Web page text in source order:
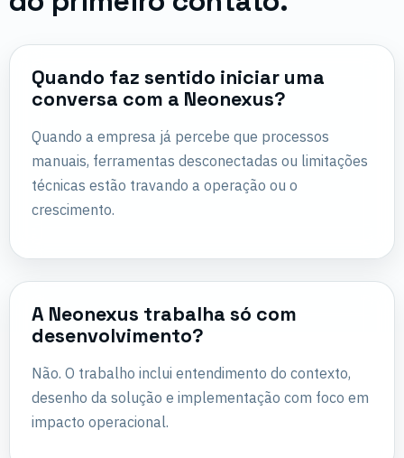
Quando faz sentido iniciar uma
conversa com a Neonexus?
Quando a empresa já percebe que processos
manuais, ferramentas desconectadas ou limitações
técnicas estão travando a operação ou o
crescimento.
A Neonexus trabalha só com
desenvolvimento?
Não. O trabalho inclui entendimento do contexto,
desenho da solução e implementação com foco em
impacto operacional.